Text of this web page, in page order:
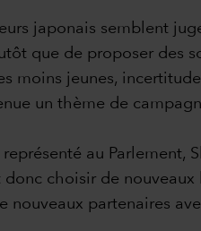
japonais semblent
que de proposer des
moins jeunes,
un thème de
au
donc choisir de
nouveaux partenaires